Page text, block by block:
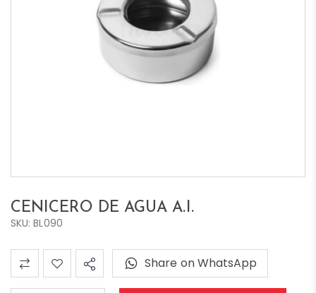
CENICERO DE AGUA A.I.
SKU: BL090
Share on WhatsApp